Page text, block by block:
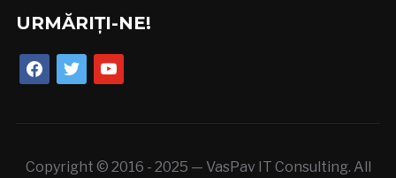
URMĂRIȚI-NE!
facebooktwitteryoutube
Copyright © 2016 - 2025 — VasPav IT Consulting. All